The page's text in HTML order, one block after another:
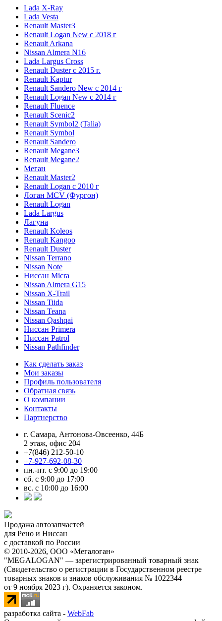
Lada X-Ray
Lada Vesta
Renault Master3
Renault Logan New с 2018 г
Renault Arkana
Nissan Almera N16
Lada Largus Cross
Renault Duster с 2015 г.
Renault Kaptur
Renault Sandero New с 2014 г
Renault Logan New с 2014 г
Renault Fluence
Renault Scenic2
Renault Symbol2 (Talia)
Renault Symbol
Renault Sandero
Renault Megane3
Renault Megane2
Меган
Renault Master2
Renault Logan c 2010 г
Логан МСV (Фургон)
Renault Logan
Lada Largus
Лагуна
Renault Koleos
Renault Kangoo
Renault Duster
Nissan Terrano
Nissan Note
Ниссан Micra
Nissan Almera G15
Nissan X-Trail
Nissan Tiida
Nissan Teana
Nissan Qashqai
Ниссан Primera
Ниссан Patrol
Nissan Pathfinder
Как сделать заказ
Мои заказы
Профиль пользователя
Обратная связь
О компании
Контакты
Партнерство
г. Самара, Антонова-Овсеенко, 44Б
2 этаж, офис 204
+7(846) 212-50-10
+7-927-692-08-30
пн.-пт. с 9:00 до 19:00
сб. с 9:00 до 17:00
вс. с 10:00 до 16:00
Продажа автозапчастей
для Рено и Ниссан
с доставкой по России
© 2010-2026, ООО «Мегалоган»
"MEGALOGAN" — зарегистрированный товарный знак
(Свидетельство о регистрации в Государственном реестре
товарных знаков и знаков обслуживания № 1022344
от 9 ноября 2023 г). Охраняется законом.
разработка сайта - WebFab